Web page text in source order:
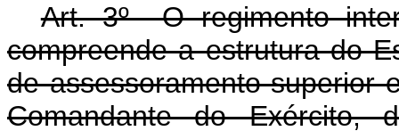
Art. 3º O regimento
compreende a estrutura do
de assessoramento superior
Comandante do Exército,